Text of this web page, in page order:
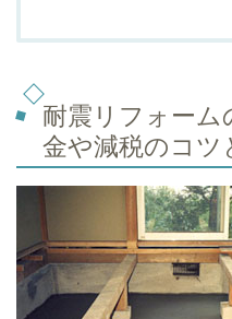
耐震リフォーム
金や減税のコツ